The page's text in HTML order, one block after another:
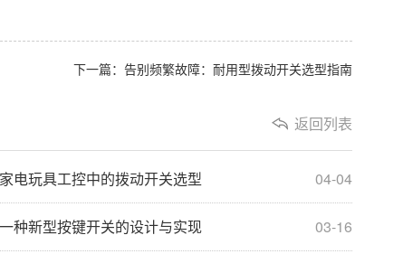
下一篇：告别频繁故障：耐用型拨动开关选型指南
返回列表
04-04
家电玩具工控中的拨动开关选型
03-16
一种新型按键开关的设计与实现